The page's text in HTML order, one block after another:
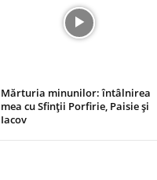
Mărturia minunilor: întâlnirea
mea cu Sfinții Porfirie, Paisie și
Iacov